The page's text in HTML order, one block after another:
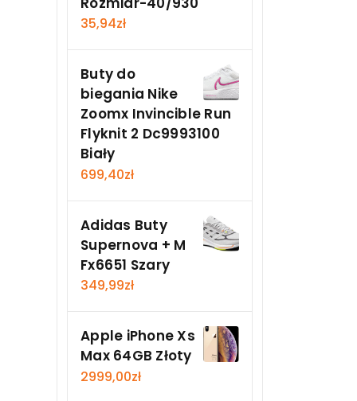
35,94zł
Buty do
biegania Nike
Zoomx Invincible Run
Flyknit 2 Dc9993100
Biały
699,40zł
Adidas Buty
Supernova + M
Fx6651 Szary
349,99zł
Apple iPhone Xs
Max 64GB Złoty
2999,00zł